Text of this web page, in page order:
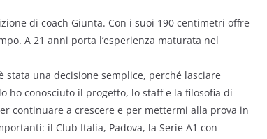
di coach Giunta. Con i suoi 190 centimetri offre
A 21 anni porta l’esperienza maturata nel
stata una decisione semplice, perché lasciare
ho conosciuto il progetto, lo staff e la filosofia di
continuare a crescere e per mettermi alla prova in
il Club Italia, Padova, la Serie A1 con